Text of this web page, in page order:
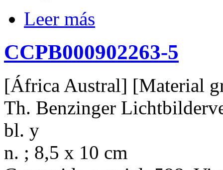
Leer más
CCPB000902263-5
[África Austral] [Material
Th. Benzinger
bl. y
n. ; 8,5 x 10 cm